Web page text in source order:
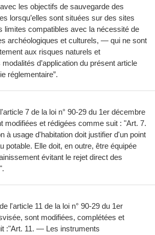
les objectifs de sauvegarde des
lorsqu’elles sont situées sur des sites
limites compatibles avec la nécessité de
archéologiques et culturels, — qui ne sont
aux risques naturels et
d’application du présent article
réglementaire”.
7 de la loi n° 90-29 du 1er décembre
modifiées et rédigées comme suit : "Art. 7.
à usage d'habitation doit justifier d'un point
potable. Elle doit, en outre, être équipée
évitant le rejet direct des
l'article 11 de la loi n° 90-29 du 1er
sont modifiées, complétées et
:"Art. 11. — Les instruments